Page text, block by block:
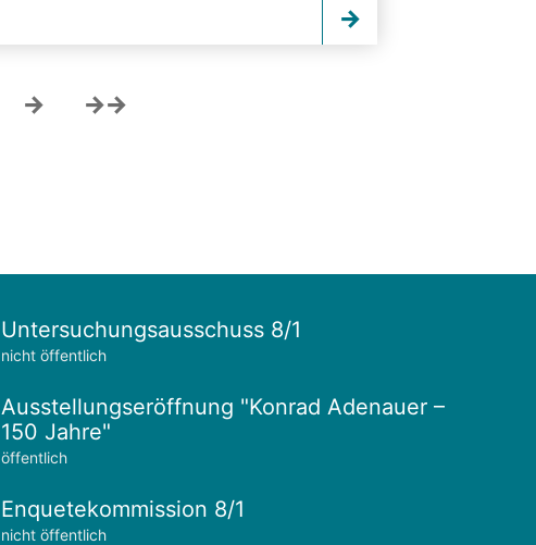
Untersuchungsausschuss 8/1
nicht öffentlich
Ausstellungseröffnung "Konrad Adenauer –
150 Jahre"
öffentlich
Enquetekommission 8/1
nicht öffentlich